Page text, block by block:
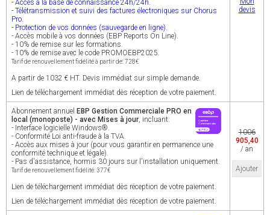
- Accès à la base de connaissance 24h/24h.
- Télétransmission et suivi des factures électroniques sur Chorus
Pro.
- Protection de vos données (sauvegarde en ligne).
- Accès mobile à vos données (EBP Reports On Line).
- 10% de remise sur les formations.
- 10% de remise avec le code PROMOEBP2025.
Tarif de renouvellement fidélité à partir de: 728€
A partir de 1032 € HT. Devis immédiat sur simple demande.
Lien de téléchargement immédiat dès réception de votre paiement.
devis
Abonnement annuel EBP Gestion Commerciale PRO en
local (monoposte) - avec Mises à jour, incluant:
- Interface logicielle Windows®.
- Conformité Loi anti-fraude à la TVA.
- Accès aux mises à jour (pour vous garantir en permanence une
conformité technique et légale).
- Pas d'assistance, hormis 30 jours sur l'installation uniquement.
Tarif de renouvellement fidélité: 377€
Lien de téléchargement immédiat dès réception de votre paiement.
Lien de téléchargement immédiat dès réception de votre paiement.
1006
905,40
/ an
Ajouter